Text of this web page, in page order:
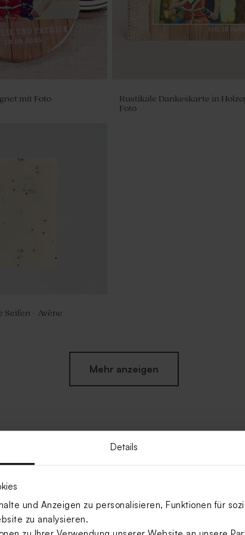
Details
und Anzeigen zu personalisieren, Funktionen für
zu analysieren.
mit Foto
Rustikale Dankeskarte in
Foto
Seifen - Avène
Mehr anzeigen